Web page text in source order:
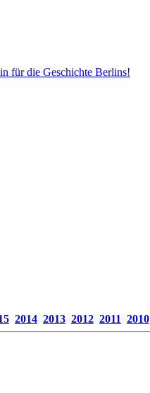
für die Geschichte Berlins!
2014 2013 2012 2011 2010